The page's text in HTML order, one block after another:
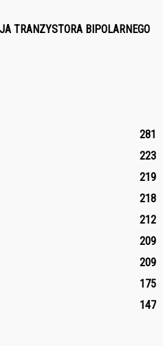
TRANZYSTORA BIPOLARNEGO
281
223
219
218
212
209
209
175
147